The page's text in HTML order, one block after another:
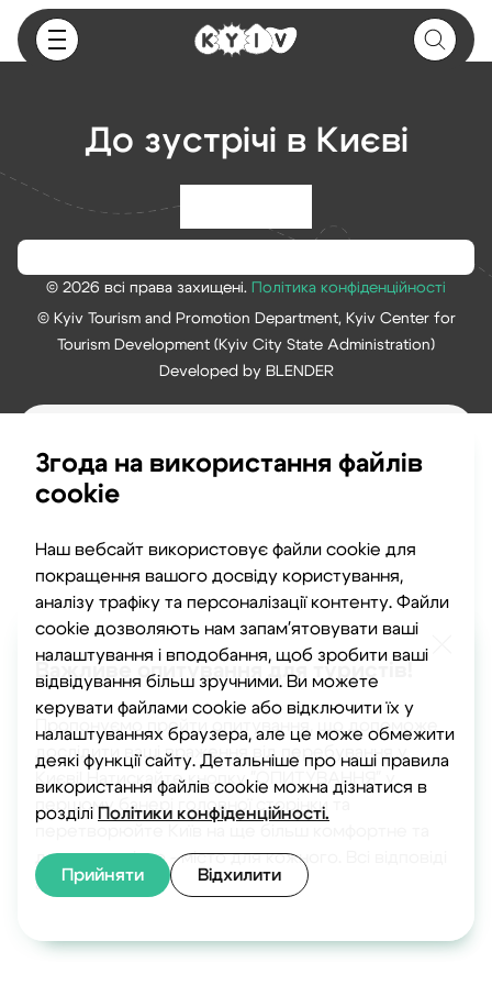
Згода на використання файлів
cookie
Наш вебсайт використовує файли cookie для
покращення вашого досвіду користування,
аналізу трафіку та персоналізації контенту. Файли
cookie дозволяють нам запам'ятовувати ваші
налаштування і вподобання, щоб зробити ваші
відвідування більш зручними. Ви можете
керувати файлами cookie або відключити їх у
налаштуваннях браузера, але це може обмежити
деякі функції сайту. Детальніше про наші правила
використання файлів cookie можна дізнатися в
розділі Політики конфіденційності.
Прийняти Відхилити
До зустрічі в Києві
Developed by BLENDER
© 2026 всі права захищені. Політика конфіденційності
© Kyiv Tourism and Promotion Department, Kyiv Center for
Tourism Development (Kyiv City State Administration)
Важливе опитування для туристів!
Пропонуємо пройти опитування, що допоможе
дослідити ваші враження від перебування у
Києві! Натискайте кнопку "ОПИТУВАННЯ" у
першому банері головної сторінки та
доступне місто - місто для кожного. Всі відповіді
анонімні.